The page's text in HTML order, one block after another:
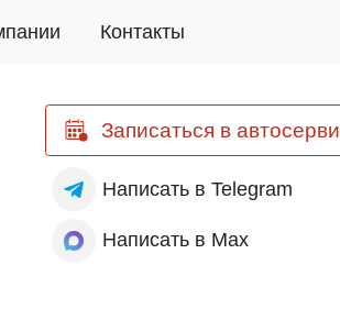
Контакты
Записаться в
Написатьв Telegram
Написатьв Max